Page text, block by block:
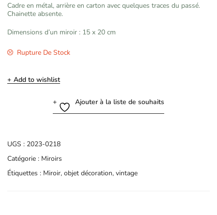
Cadre en métal, arrière en carton avec quelques traces du passé.
Chainette absente.
Dimensions d’un miroir : 15 x 20 cm
Rupture De Stock
Add to wishlist
Ajouter à la liste de souhaits
UGS : 2023-0218
Catégorie : Miroirs
Étiquettes : Miroir, objet décoration, vintage